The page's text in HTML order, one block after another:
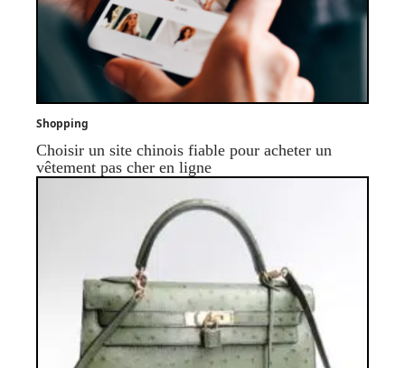
Shopping
Choisir un site chinois fiable pour acheter un
vêtement pas cher en ligne